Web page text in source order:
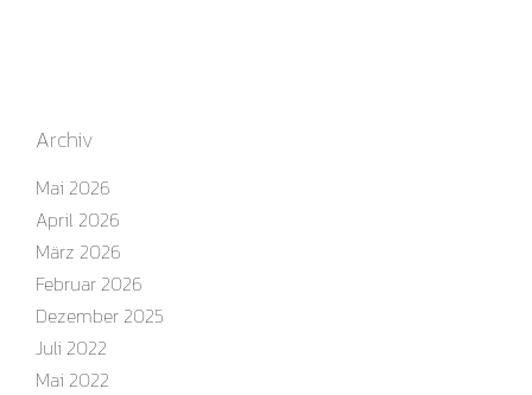
Archiv
Mai 2026
April 2026
März 2026
Februar 2026
Dezember 2025
Juli 2022
Mai 2022